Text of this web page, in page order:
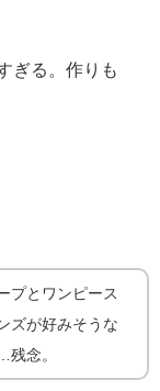
ぎる。作りも
プとワンピース
ズが好みそうな
残念。